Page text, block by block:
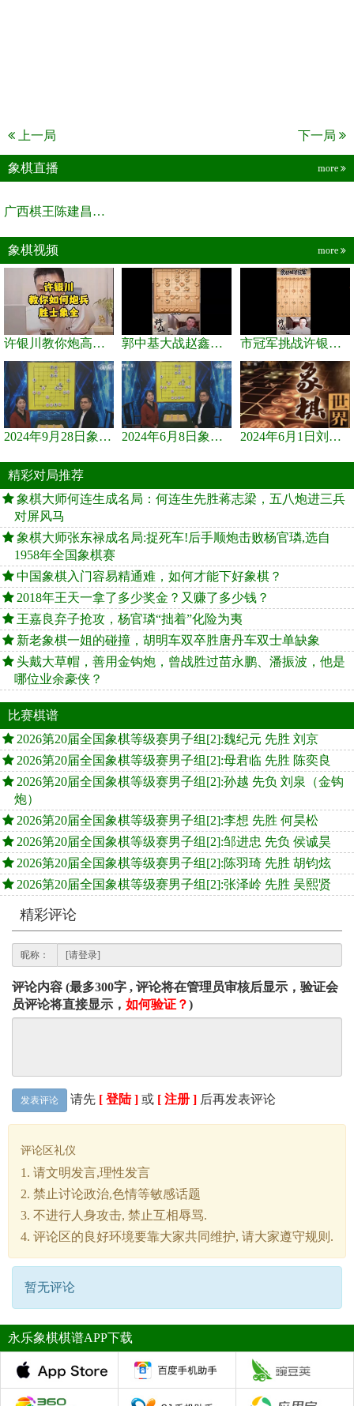
上一局 下一局
象棋直播 more
广西棋王陈建昌直播间
象棋视频 more
许银川教你炮高兵士象全如何赢士象全，简单四步即可 郭中基大战赵鑫鑫，许银川激情讲解 市冠军挑战许银川，急进中兵变化真激烈！
2024年9月28日象棋世界栏目，刘君、蒋川讲解了第九届杨官璘杯象棋... 2024年6月8日象棋世界，刘君、蒋川讲解了第九届杨官璘杯全国象棋... 2024年6月1日刘君、蒋川讲解第三届上海杯象棋大师赛谢靖与李少庚...
精彩对局推荐
象棋大师何连生成名局：何连生先胜蒋志梁，五八炮进三兵
对屏风马
象棋大师张东禄成名局:捉死车!后手顺炮击败杨官璘,选自
1958年全国象棋赛
中国象棋入门容易精通难，如何才能下好象棋？
2018年王天一拿了多少奖金？又赚了多少钱？
王嘉良弃子抢攻，杨官璘“拙着”化险为夷
新老象棋一姐的碰撞，胡明车双卒胜唐丹车双士单缺象
头戴大草帽，善用金钩炮，曾战胜过苗永鹏、潘振波，他是
哪位业余豪侠？
比赛棋谱
2026第20届全国象棋等级赛男子组[2]:魏纪元 先胜 刘京
2026第20届全国象棋等级赛男子组[2]:母君临 先胜 陈奕良
2026第20届全国象棋等级赛男子组[2]:孙越 先负 刘泉（金钩
炮）
2026第20届全国象棋等级赛男子组[2]:李想 先胜 何昊松
2026第20届全国象棋等级赛男子组[2]:邹进忠 先负 侯诚昊
2026第20届全国象棋等级赛男子组[2]:陈羽琦 先胜 胡钧炫
2026第20届全国象棋等级赛男子组[2]:张泽岭 先胜 吴熙贤
精彩评论
昵称：
评论内容 (最多300字 , 评论将在管理员审核后显示，验证会
员评论将直接显示， 如何验证？)
发表评论 请先 [ 登陆 ] 或 [ 注册 ] 后再发表评论
评论区礼仪
1. 请文明发言,理性发言
2. 禁止讨论政治,色情等敏感话题
3. 不进行人身攻击, 禁止互相辱骂.
4. 评论区的良好环境要靠大家共同维护, 请大家遵守规则.
暂无评论
永乐象棋棋谱APP下载